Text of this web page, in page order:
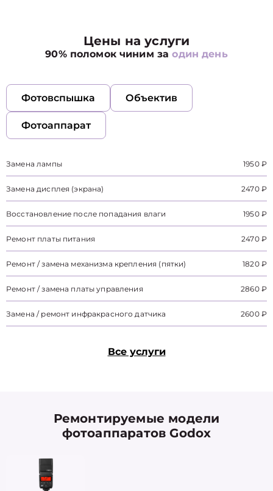
Цены на услуги
90% поломок чиним заодин день
Фотовспышка Объектив
Фотоаппарат
Замена лампы 1950 ₽
Замена дисплея (экрана) 2470 ₽
Восстановление после попадания влаги 1950 ₽
Ремонт платы питания 2470 ₽
Ремонт / замена механизма крепления (пятки) 1820 ₽
Ремонт / замена платы управления 2860 ₽
Замена / ремонт инфракрасного датчика 2600 ₽
Все услуги
Ремонтируемые модели
фотоаппаратов Godox